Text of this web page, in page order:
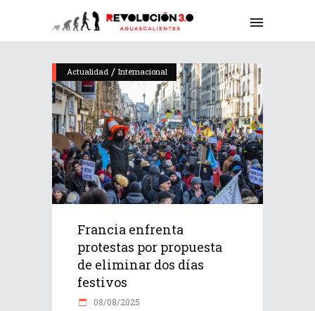
Actualidad / Internacional
Francia enfrenta
protestas por propuesta
de eliminar dos días
festivos
08/08/2025